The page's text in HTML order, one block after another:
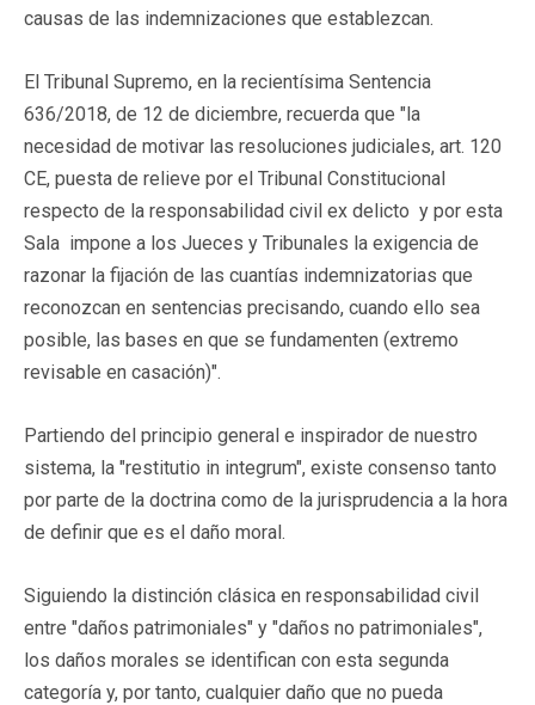
causas de las indemnizaciones que establezcan.
El Tribunal Supremo, en la recientísima Sentencia
636/2018, de 12 de diciembre, recuerda que "la
necesidad de motivar las resoluciones judiciales, art. 120
CE, puesta de relieve por el Tribunal Constitucional
respecto de la responsabilidad civil ex delicto y por esta
Sala impone a los Jueces y Tribunales la exigencia de
razonar la fijación de las cuantías indemnizatorias que
reconozcan en sentencias precisando, cuando ello sea
posible, las bases en que se fundamenten (extremo
revisable en casación)".
Partiendo del principio general e inspirador de nuestro
sistema, la "restitutio in integrum", existe consenso tanto
por parte de la doctrina como de la jurisprudencia a la hora
de definir que es el daño moral.
Siguiendo la distinción clásica en responsabilidad civil
entre "daños patrimoniales" y "daños no patrimoniales",
los daños morales se identifican con esta segunda
categoría y, por tanto, cualquier daño que no pueda